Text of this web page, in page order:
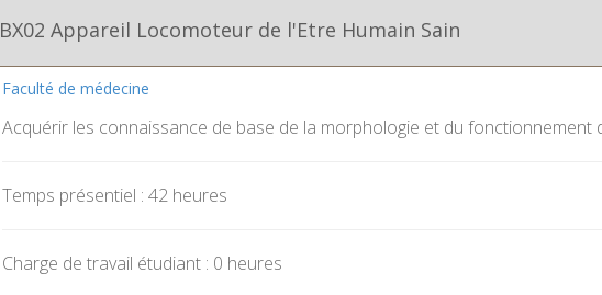
BX02 Appareil Locomoteur de l'Etre Humain Sain
Faculté de médecine
Acquérir les connaissance de base de la morphologie et du
Temps présentiel : 42 heures
Charge de travail étudiant : 0 heures